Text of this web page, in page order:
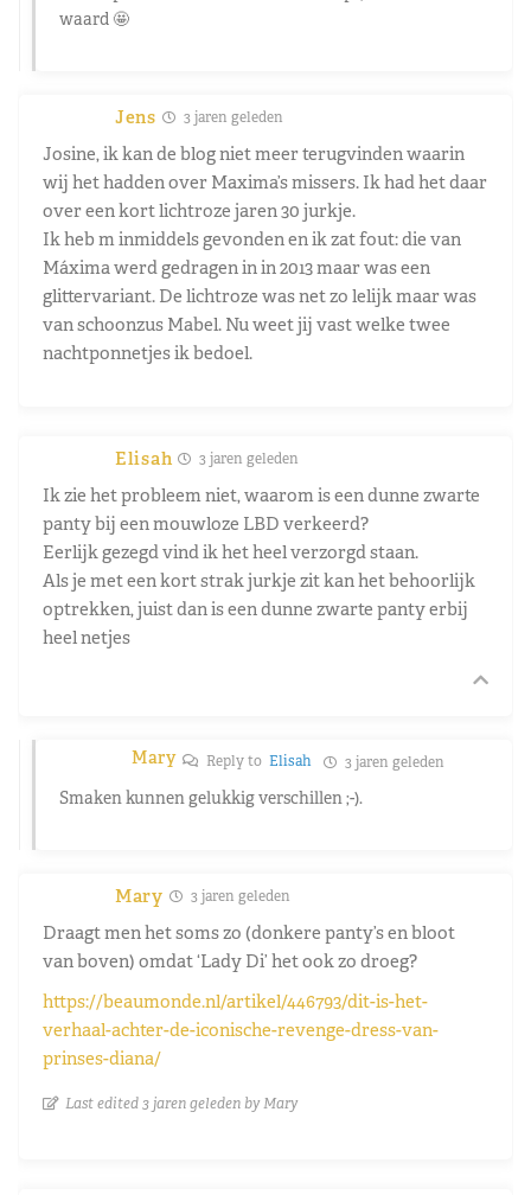
waard 🤩
Jens 3 jaren geleden
Josine, ik kan de blog niet meer terugvinden waarin
wij het hadden over Maxima’s missers. Ik had het daar
over een kort lichtroze jaren 30 jurkje.
Ik heb m inmiddels gevonden en ik zat fout: die van
Máxima werd gedragen in in 2013 maar was een
glittervariant. De lichtroze was net zo lelijk maar was
van schoonzus Mabel. Nu weet jij vast welke twee
nachtponnetjes ik bedoel.
Elisah 3 jaren geleden
Ik zie het probleem niet, waarom is een dunne zwarte
panty bij een mouwloze LBD verkeerd?
Eerlijk gezegd vind ik het heel verzorgd staan.
Als je met een kort strak jurkje zit kan het behoorlijk
optrekken, juist dan is een dunne zwarte panty erbij
heel netjes
Mary Reply to Elisah 3 jaren geleden
Smaken kunnen gelukkig verschillen ;-).
Mary 3 jaren geleden
Draagt men het soms zo (donkere panty’s en bloot
van boven) omdat ‘Lady Di’ het ook zo droeg?
https://beaumonde.nl/artikel/446793/dit-is-het-
verhaal-achter-de-iconische-revenge-dress-van-
prinses-diana/
Last edited 3 jaren geleden by Mary